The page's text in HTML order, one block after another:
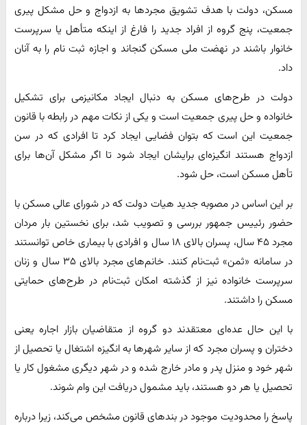
مسکن، دولت با هدف تشویق مجردها به ازدواج و حل مشکل پیری
جمعیت، پنج گروه از افراد جدید را فارغ از اینکه متأهل یا سرپرست
خانوار باشند در نهضت ملی مسکن گنجاند و اجازه ثبت نام را به آنان
داد.
دولت در طرح‌های مسکن به دنبال ایجاد مکانیزمی برای تشکیل
خانواده و حل پیری جمعیت است و یکی از نکات مهم در رابطه با قانون
جمعیت این است که بتوان فضایی ایجاد کرد تا افرادی که در سن
ازدواج هستند انگیزه‌ای برایشان ایجاد شود تا اگر مشکل آن‌ها برای
تأهل مسکن است، حل شود.
بر این اساس در مصوبه جدید هیات دولت که در شورای عالی مسکن با
حضور رئییس جمهور بررسی و تصویب شد، برای نخستین بار مردان
مجرد ۴۵ سال، پسران بالای ۱۸ سال و افرادی با بیماری خاص توانستند
در سامانه «ثمن» ثبت‌نام کنند. خانم‌های مجرد بالای ۳۵ سال و زنان
سرپرست خانواده نیز از گذشته امکان ثبت‌نام در طرح‌های حمایتی
مسکن را داشتند.
با این حال عده‌ای معتقدند دو گروه از متقاضیان بازار اجاره یعنی
دختران و پسران مجرد که از سایر شهرها به انگیزه اشتغال یا تحصیل از
شهر خود و منزل پدر و مادر خارج شده و در شهر دیگری مشغول کار یا
تحصیل یا هر دو هستند، باید مشمول دریافت این وام شوند.
پاسخ را محدودیت موجود در بندهای قانون مشخص می‌کند، زیرا درباره